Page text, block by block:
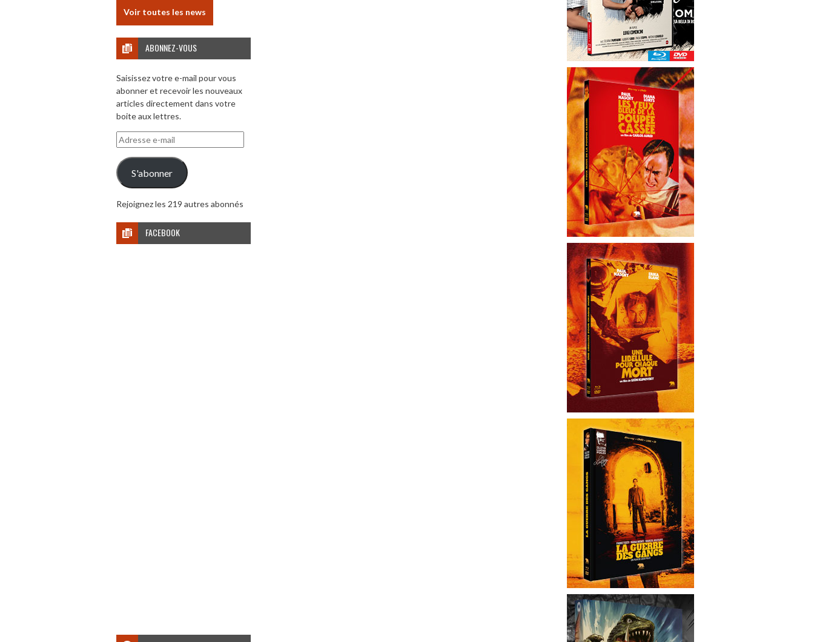
Voir toutes les news
ABONNEZ-VOUS
Saisissez votre e-mail pour vous
abonner et recevoir les nouveaux
articles directement dans votre
boite aux lettres.
Adresse
e-
mail
S'abonner
Rejoignez les 219 autres abonnés
FACEBOOK